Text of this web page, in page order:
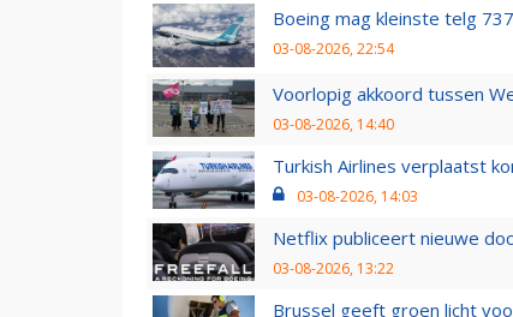
Boeing mag kleinste telg
03-08-2026, 22:54
Voorlopig akkoord tussen
03-08-2026, 14:40
Turkish Airlines verplaatst
03-08-2026, 14:03
Netflix publiceert nieuwe
03-08-2026, 13:22
Brussel geeft groen licht